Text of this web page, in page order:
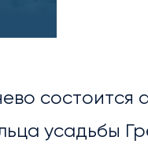
состоится
усадьбы